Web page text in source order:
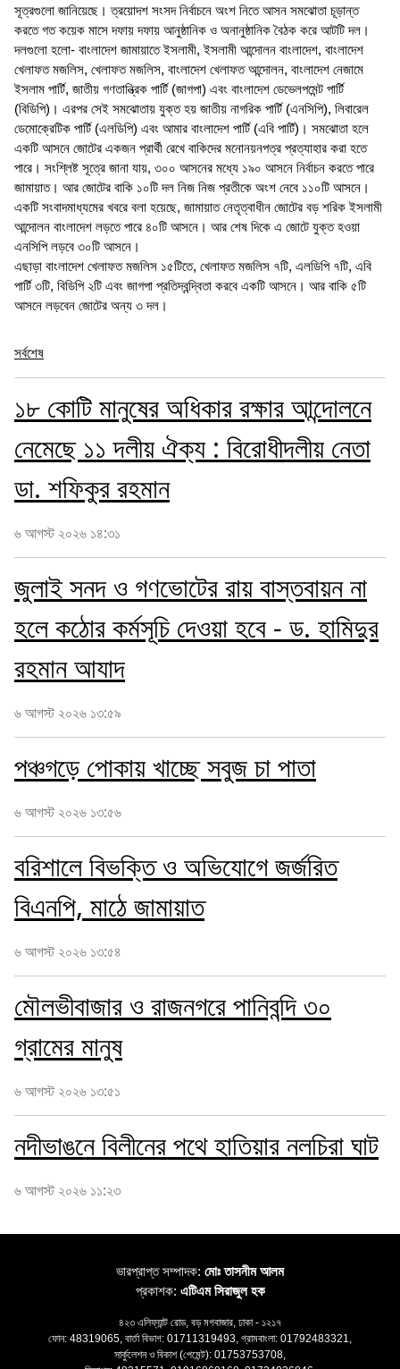
সূত্রগুলো জানিয়েছে। ত্রয়োদশ সংসদ নির্বাচনে অংশ নিতে আসন সমঝোতা চূড়ান্ত
করতে গত কয়েক মাসে দফায় দফায় আনুষ্ঠানিক ও অনানুষ্ঠানিক বৈঠক করে আটটি দল।
দলগুলো হলো- বাংলাদেশ জামায়াতে ইসলামী, ইসলামী আন্দোলন বাংলাদেশ, বাংলাদেশ
খেলাফত মজলিস, খেলাফত মজলিস, বাংলাদেশ খেলাফত আন্দোলন, বাংলাদেশ নেজামে
ইসলাম পার্টি, জাতীয় গণতান্ত্রিক পার্টি (জাগপা) এবং বাংলাদেশ ডেভেলপমেন্ট পার্টি
(বিডিপি)। এরপর সেই সমঝোতায় যুক্ত হয় জাতীয় নাগরিক পার্টি (এনসিপি), লিবারেল
ডেমোক্রেটিক পার্টি (এলডিপি) এবং আমার বাংলাদেশ পার্টি (এবি পার্টি)। সমঝোতা হলে
একটি আসনে জোটের একজন প্রার্থী রেখে বাকিদের মনোনয়নপত্র প্রত্যাহার করা হতে
পারে। সংশ্লিষ্ট সূত্রে জানা যায়, ৩০০ আসনের মধ্যে ১৯০ আসনে নির্বাচন করতে পারে
জামায়াত। আর জোটের বাকি ১০টি দল নিজ নিজ প্রতীকে অংশ নেবে ১১০টি আসনে।
একটি সংবাদমাধ্যমের খবরে বলা হয়েছে, জামায়াত নেতৃত্বাধীন জোটের বড় শরিক ইসলামী
আন্দোলন বাংলাদেশ লড়তে পারে ৪০টি আসনে। আর শেষ দিকে এ জোটে যুক্ত হওয়া
এনসিপি লড়বে ৩০টি আসনে।
এছাড়া বাংলাদেশ খেলাফত মজলিস ১৫টিতে, খেলাফত মজলিস ৭টি, এলডিপি ৭টি, এবি
পার্টি ৩টি, বিডিপি ২টি এবং জাগপা প্রতিদ্বন্দ্বিতা করবে একটি আসনে। আর বাকি ৫টি
আসনে লড়বেন জোটের অন্য ৩ দল।
সর্বশেষ
১৮ কোটি মানুষের অধিকার রক্ষার আন্দোলনে
নেমেছে ১১ দলীয় ঐক্য : বিরোধীদলীয় নেতা
ডা. শফিকুর রহমান
৬ আগস্ট ২০২৬ ১৪:৩১
জুলাই সনদ ও গণভোটের রায় বাস্তবায়ন না
হলে কঠোর কর্মসূচি দেওয়া হবে - ড. হামিদুর
রহমান আযাদ
৬ আগস্ট ২০২৬ ১৩:৫৯
পঞ্চগড়ে পোকায় খাচ্ছে সবুজ চা পাতা
৬ আগস্ট ২০২৬ ১৩:৫৬
বরিশালে বিভক্তি ও অভিযোগে জর্জরিত
বিএনপি, মাঠে জামায়াত
৬ আগস্ট ২০২৬ ১৩:৫৪
মৌলভীবাজার ও রাজনগরে পানিবন্দি ৩০
গ্রামের মানুষ
৬ আগস্ট ২০২৬ ১৩:৫১
নদীভাঙনে বিলীনের পথে হাতিয়ার নলচিরা ঘাট
৬ আগস্ট ২০২৬ ১১:২৩
ভারপ্রাপ্ত সম্পাদক: মোঃ তাসনীম আলম
প্রকাশক: এটিএম সিরাজুল হক
৪২৩ এলিফ্যান্ট রোড, বড় মগবাজার, ঢাকা - ১২১৭
ফোন: 48319065, বার্তা বিভাগ: 01711319493, গ্রামবাংলা: 01792483321,
সার্কুলেশন ও বিকাশ (পেমেন্ট): 01753753708,